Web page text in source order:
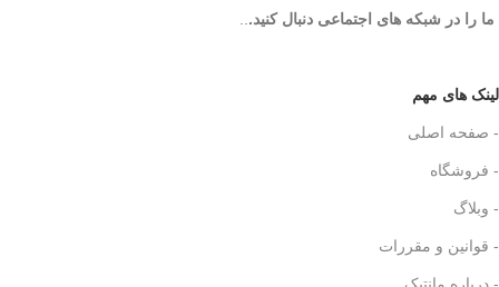
ما را در شبکه های اجتماعی دنبال کنید.
لینک های مهم
- صفحه اصلی
- فروشگاه
- وبلاگ
- قوانین و مقررات